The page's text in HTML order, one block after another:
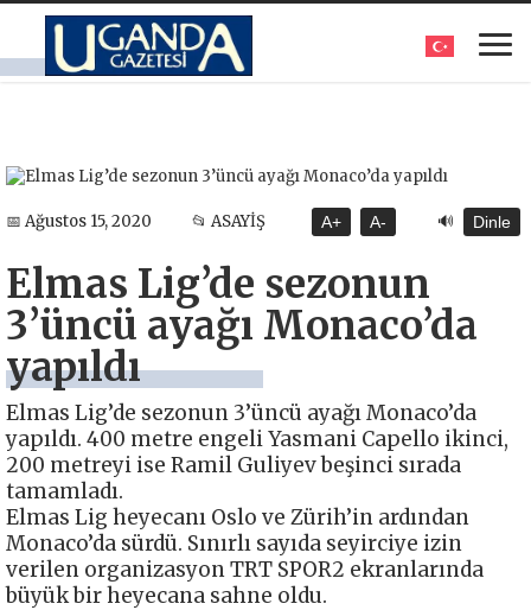
📅 Ağustos 15, 2020 📂 ASAYİŞ A+ A- 🔊 Dinle
Elmas Lig’de sezonun
3’üncü ayağı Monaco’da
yapıldı
Elmas Lig’de sezonun 3’üncü ayağı Monaco’da
yapıldı. 400 metre engeli Yasmani Capello ikinci,
200 metreyi ise Ramil Guliyev beşinci sırada
tamamladı.
Elmas Lig heyecanı Oslo ve Zürih’in ardından
Monaco’da sürdü. Sınırlı sayıda seyirciye izin
verilen organizasyon TRT SPOR2 ekranlarında
büyük bir heyecana sahne oldu.